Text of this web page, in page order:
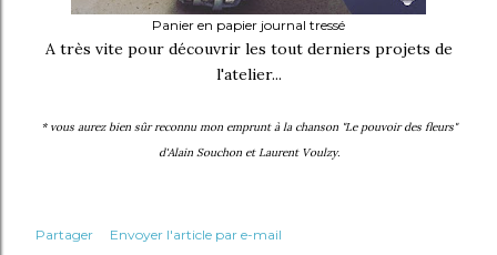
Panier en papier journal tressé
A très vite pour découvrir les tout derniers projets de
l'atelier...
* vous aurez bien sûr reconnu mon emprunt à la chanson "Le pouvoir des fleurs"
d'Alain Souchon et Laurent Voulzy.
Partager
Envoyer l'article par e-mail